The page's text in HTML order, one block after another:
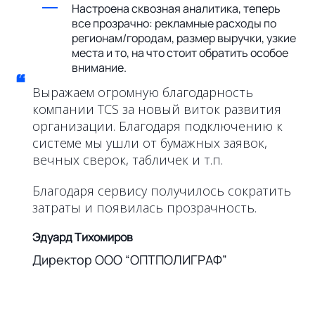
Настроена сквозная аналитика, теперь
все прозрачно: рекламные расходы по
регионам/городам, размер выручки, узкие
места и то, на что стоит обратить особое
внимание.
“ Выражаем огромную благодарность
компании TCS за новый виток развития
организации. Благодаря подключению к
системе мы ушли от бумажных заявок,
вечных сверок, табличек и т.п.
Благодаря сервису получилось сократить
затраты и появилась прозрачность.
Эдуард Тихомиров
Директор ООО “ОПТПОЛИГРАФ”